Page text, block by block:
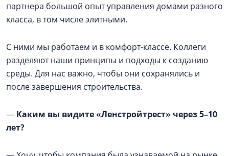
партнера большой опыт управления домами разного
класса, в том числе элитными.
С ними мы работаем и в комфорт-классе. Коллеги
разделяют наши принципы и подходы к созданию
среды. Для нас важно, чтобы они сохранялись и
после завершения строительства.
— Каким вы видите «Ленстройтрест» через 5–10
лет?